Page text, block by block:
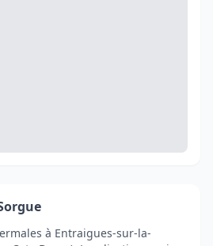
à Entraigues-sur-la-